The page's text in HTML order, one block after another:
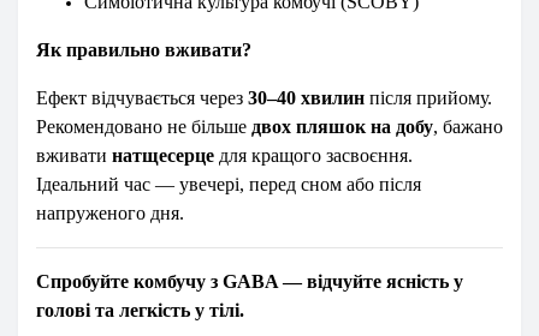
Як правильно вживати?
Ефект відчувається через 30–40 хвилин після прийому.
Рекомендовано не більше двох пляшок на добу, бажано
вживати натщесерце для кращого засвоєння.
Ідеальний час — увечері, перед сном або після
напруженого дня.
Спробуйте комбучу з GABA — відчуйте ясність у
голові та легкість у тілі.